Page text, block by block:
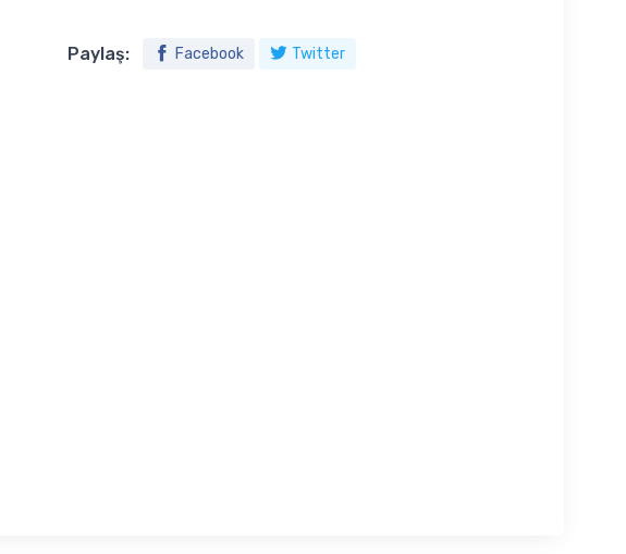
Paylaş: Facebook Twitter